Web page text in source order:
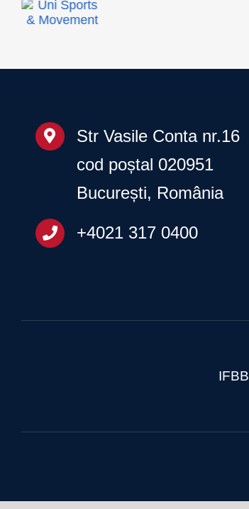
Str Vasile Conta nr.16
cod poștal 020951
București, România
+4021 317 0400
IFBB